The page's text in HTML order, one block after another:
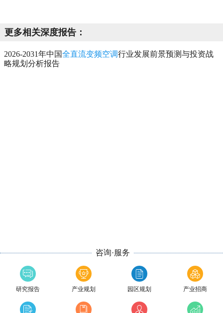
更多相关深度报告：
2026-2031年中国全直流变频空调行业发展前景预测与投资战
略规划分析报告
咨询·服务
研究报告 产业规划 园区规划 产业招商